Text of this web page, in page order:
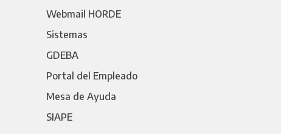
Webmail HORDE
Sistemas
GDEBA
Portal del Empleado
Mesa de Ayuda
SIAPE